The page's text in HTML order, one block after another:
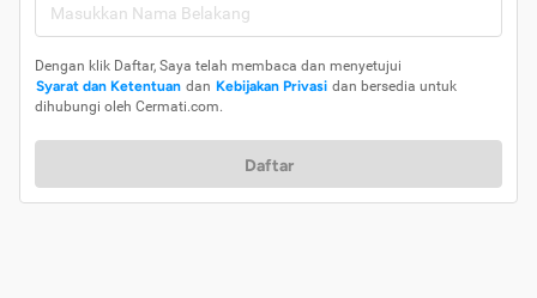
Dengan klik Daftar, Saya telah membaca dan menyetujui
Syarat dan Ketentuan dan Kebijakan Privasi dan bersedia untuk
dihubungi oleh Cermati.com.
Daftar